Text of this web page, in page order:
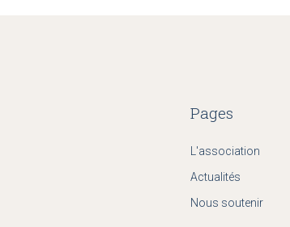
Pages
L'association
Actualités
Nous soutenir